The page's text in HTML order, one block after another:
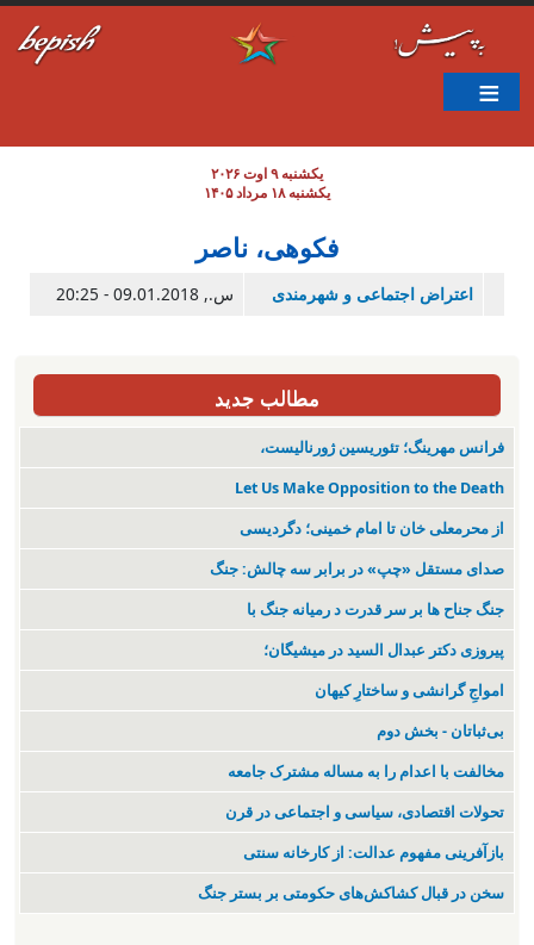
به محتوای اصلی
یکشنبه ۹ اوت ۲۰۲۶
یکشنبه ۱۸ مرداد ۱۴۰۵
فکوهی، ناصر
اعتراض اجتماعی و شهرمندی س., 09.01.2018 - 20:25
مطالب جدید
فرانس مهرینگ؛ تئوریسین ژورنالیست،
Let Us Make Opposition to the Death
از محرمعلی خان تا امام خمینی؛ دگردیسی
صدای مستقل «چپ» در برابر سه چالش: جنگ
جنگ جناح ها بر سر قدرت د رمیانە جنگ با
پیروزی دکتر عبدال السید در میشیگان؛
‌امواجِ گرانشی و ساختارِ کیهان
بی‌ثباتان - بخش دوم
مخالفت با اعدام را به مساله مشترک جامعه
تحولات اقتصادی، سیاسی و اجتماعی در قرن
بازآفرینی مفهوم عدالت: از کارخانه سنتی
سخن در قبال کشاکش‌های حکومتی بر بستر جنگ